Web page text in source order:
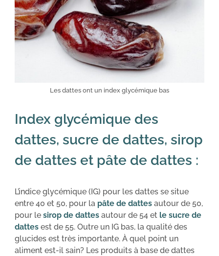
Les dattes ont un index glycémique bas
Index glycémique des
dattes, sucre de dattes, sirop
de dattes et pâte de dattes :
L’indice glycémique (IG) pour les dattes se situe
entre 40 et 50, pour la pâte de dattes autour de 50,
pour le sirop de dattes autour de 54 et le sucre de
dattes est de 55. Outre un IG bas, la qualité des
glucides est très importante. À quel point un
aliment est-il sain? Les produits à base de dattes